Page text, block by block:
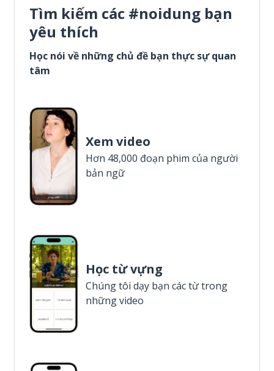
Tìm kiếm các #noidung bạn
yêu thích
Học nói về những chủ đề bạn thực sự quan
tâm
Xem video
Hơn 48,000 đoạn phim của người
bản ngữ
Học từ vựng
Chúng tôi dạy bạn các từ trong
những video